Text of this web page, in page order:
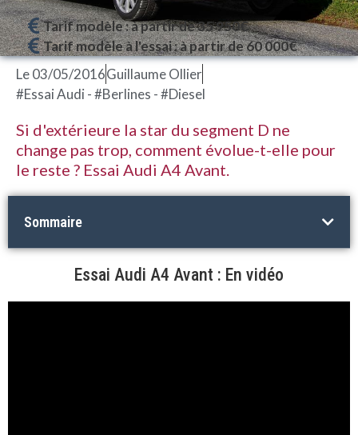
Tarif modèle : à partir de 35 950€
Tarif modèle à l'essai : à partir de 60 000€
Le03/05/2016Guillaume Ollier
#Essai Audi - #Berlines - #Diesel
Si d'extérieure la star du segment D ne
change pas trop, comment évolue-t-elle pour
le reste ? Essai Audi A4 Avant.
Sommaire
Essai Audi A4 Avant : En vidéo